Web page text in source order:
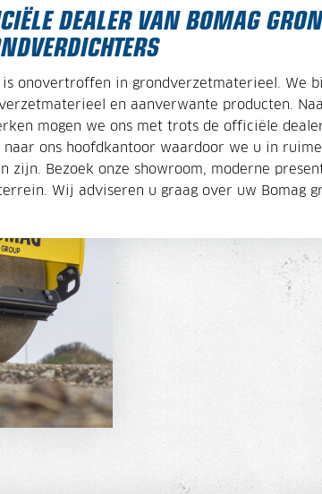
DEALER VAN BOMAG
is onovertroffen in grondverzetmaterieel. We
en aanverwante producten.
mogen we ons met trots de officiële
ons hoofdkantoor waardoor we u in
zijn. Bezoek onze showroom, moderne
Wij adviseren u graag over uw Bomag